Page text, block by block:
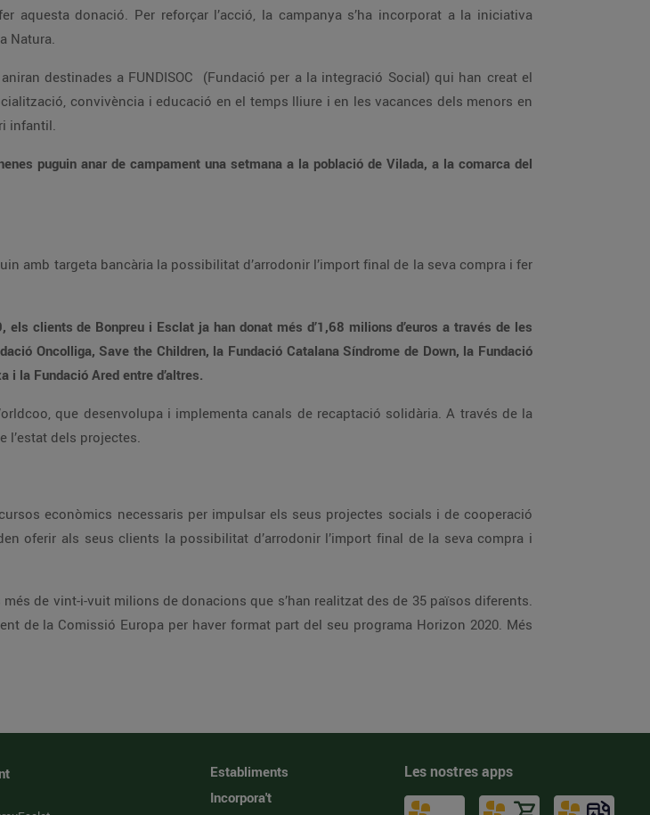
aquesta donació. Per reforçar l’acció, la campanya s’ha incorporat a la iniciativa
Natura.
destinades a FUNDISOC (Fundació per a la integració Social) qui han creat el
convivència i educació en el temps lliure i en les vacances dels menors en
infantil.
puguin anar de campament una setmana a la població de Vilada, a la comarca del
amb targeta bancària la possibilitat d’arrodonir l’import final de la seva compra i fer
clients de Bonpreu i Esclat ja han donat més d’1,68 milions d’euros a través de les
Oncolliga, Save the Children, la Fundació Catalana Síndrome de Down, la Fundació
i la Fundació Ared entre d’altres.
que desenvolupa i implementa canals de recaptació solidària. A través de la
dels projectes.
econòmics necessaris per impulsar els seus projectes socials i de cooperació
oferir als seus clients la possibilitat d’arrodonir l’import final de la seva compra i
de vint-i-vuit milions de donacions que s’han realitzat des de 35 països diferents.
de la Comissió Europa per haver format part del seu programa Horizon 2020. Més
Establiments
Incorpora't
Les nostres apps